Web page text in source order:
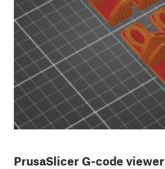
PrusaSlicer G-code viewer